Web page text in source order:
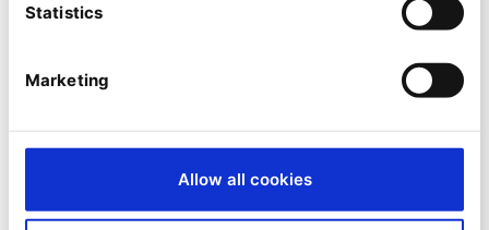
Statistics
Marketing
Allow all cookies
Puedes instalarlas en cualquier momento y tener
la seguridad de que formarán parte de la
llegue el momento de la actualización, podrás
realizar la transición sin problemas, sin tener
que volver a instalarlos o configurarlos